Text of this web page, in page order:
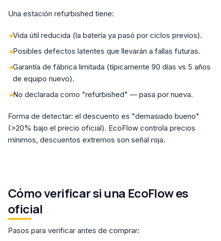
Una estación refurbished tiene:
Vida útil reducida (la batería ya pasó por ciclos previos).
Posibles defectos latentes que llevarán a fallas futuras.
Garantía de fábrica limitada (típicamente 90 días vs 5 años
de equipo nuevo).
No declarada como "refurbished" — pasa por nueva.
Forma de detectar: el descuento es "demasiado bueno"
(>20% bajo el precio oficial). EcoFlow controla precios
mínimos, descuentos extremos son señal roja.
Cómo verificar si una EcoFlow es
oficial
Pasos para verificar antes de comprar: